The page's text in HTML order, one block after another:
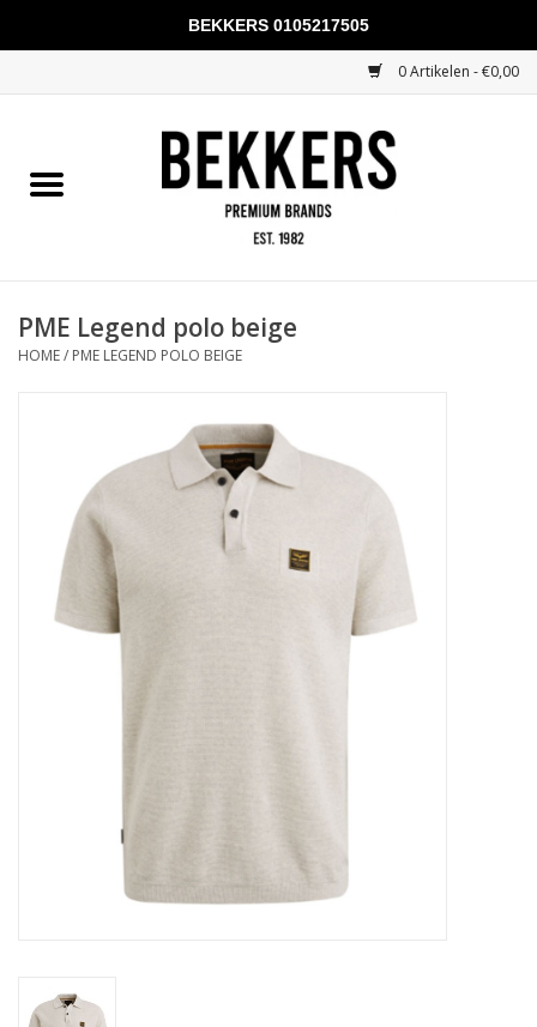
0 Artikelen - €0,00
Mannen
KADOBONNEN
PME Legend polo beige
HOME/ PME LEGEND POLO BEIGE
BEKKERS 0105217505